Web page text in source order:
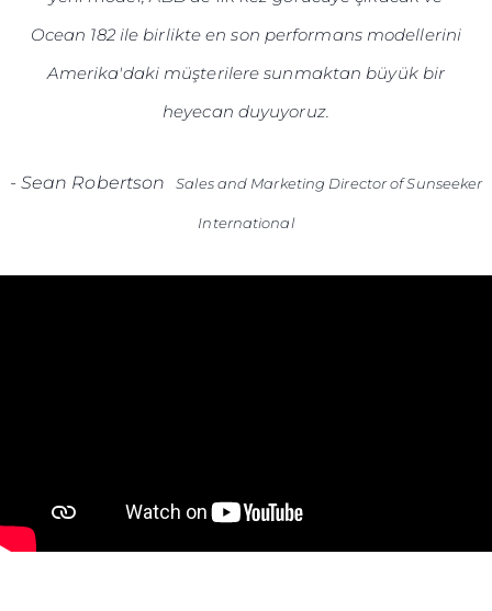
Ocean 182 ile birlikte en son performans modellerini
Amerika'daki müşterilere sunmaktan büyük bir
heyecan duyuyoruz.
- Sean Robertson Sales and Marketing Director of Sunseeker
International